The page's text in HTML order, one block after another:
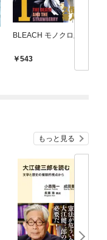
BLEACH モノクロ版 1
543
もっと見る